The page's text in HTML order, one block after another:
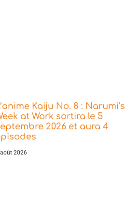
Kaiju No. 8 : Narumi’s
at Work sortira le 5
2026 et aura 4
2026